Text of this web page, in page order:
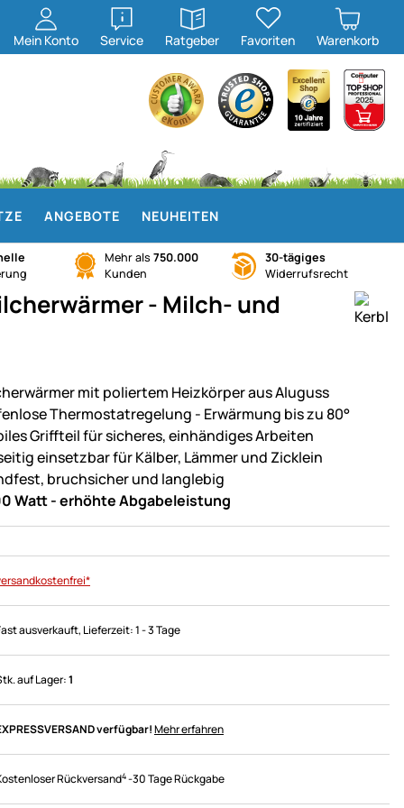
Mein Konto Service
öffnen
Ratgeber
öffnen
Favoriten Warenkorb
ANGEBOTE NEUHEITEN
Mehr als 750.000
Kunden
30-tägiges
Widerrufsrecht
- Milch- und
mit poliertem Heizkörper aus Aluguss
Thermostatregelung - Erwärmung bis zu 80°
Griffteil für sicheres, einhändiges Arbeiten
einsetzbar für Kälber, Lämmer und Zicklein
bruchsicher und langlebig
Watt - erhöhte Abgabeleistung
ausverkauft, Lieferzeit:1 - 3 Tage
auf Lager:1
verfügbar!Mehr erfahren
Rückversand4-30 Tage Rückgabe